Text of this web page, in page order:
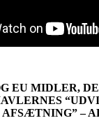
EU MIDLER,
–